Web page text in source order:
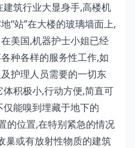
筑行业大显身手,高楼机
“站”在大楼的玻璃墙面上,
美国,机器护士小姐已经
种各样的服务性工作,如
护理人员需要的一切东
积极小,行动方便,简直可
能嗅到埋藏于地下的
位置,在特别紧急的情况
巢或有放射性物质的建筑